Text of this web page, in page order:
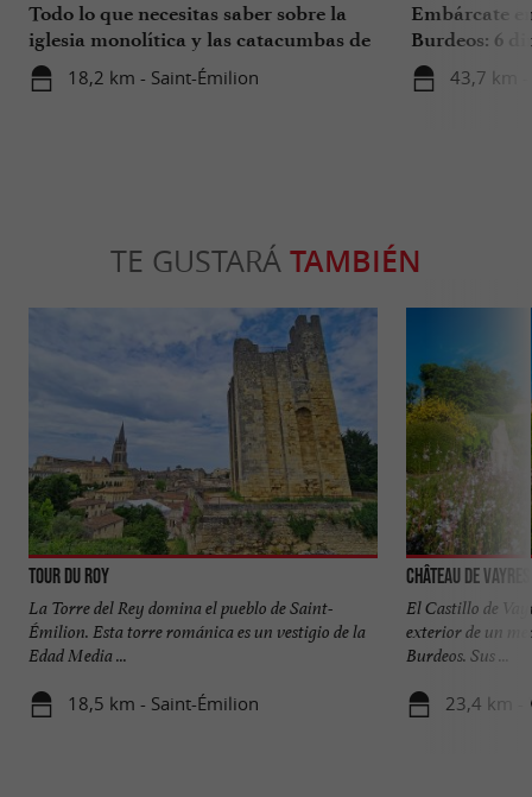
Todo lo que necesitas saber sobre la
iglesia monolítica y las catacumbas de
Saint-Émilion.
18,2 km - Saint-Émilion
Embárcate
Burdeos: 6
43,7 km
TE GUSTARÁ TAMBIÉN
Tour du Roy
La Torre del Rey domina el pueblo de Saint-
Émilion. Esta torre románica es un vestigio de la
Edad Media ...
18,5 km - Saint-Émilion
Château de Vayres
El Castillo de
exterior de un
Burdeos. Sus ...
23,4 km -